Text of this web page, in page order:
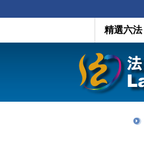
精選六法